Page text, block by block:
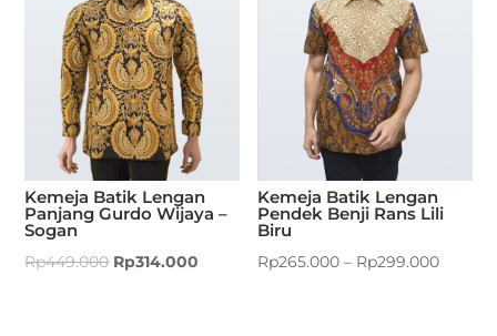
Kemeja Batik Lengan
Panjang Gurdo Wijaya –
Sogan
Rp449.000 Rp314.000
Kemeja Batik Lengan
Pendek Benji Rans Lili
Biru
Rp265.000 – Rp299.000